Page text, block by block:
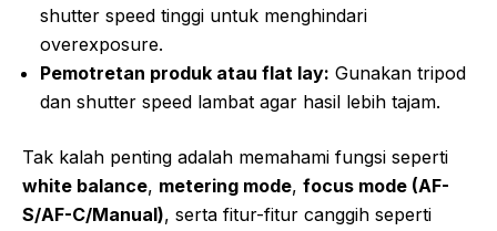
shutter speed tinggi untuk menghindari
overexposure.
Pemotretan produk atau flat lay: Gunakan tripod
dan shutter speed lambat agar hasil lebih tajam.
Tak kalah penting adalah memahami fungsi seperti
white balance, metering mode, focus mode (AF-
S/AF-C/Manual), serta fitur-fitur canggih seperti